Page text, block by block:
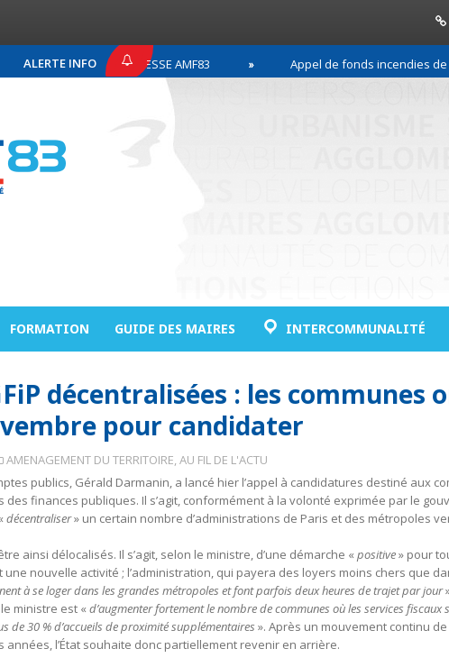
ALERTE INFO
COMMUNIQUÉ DE PRESSE AMF83 Appel de fonds incendies de
FORMATION GUIDE DES MAIRES INTERCOMMUNALITÉ
décentralisées : les communes
pour candidater
AMENAGEMENT DU TERRITOIRE,AU FIL DE L'ACTU
publics, Gérald Darmanin, a lancé hier l’appel à candidatures destiné aux
finances publiques. Il s’agit, conformément à la volonté exprimée par le
décentraliser» un certain nombre d’administrations de Paris et des métropoles
ainsi délocalisés. Il s’agit, selon le ministre, d’une démarche « positive» pour
une nouvelle activité ; l’administration, qui payera des loyers moins chers que
à se loger dans les grandes métropoles et font parfois deux heures de trajet par jour
ministre est « d’augmenter fortement le nombre de communes où les services fiscaux
de 30 % d’accueils de proximité supplémentaires ». Après un mouvement continu
l’État souhaite donc partiellement revenir en arrière.